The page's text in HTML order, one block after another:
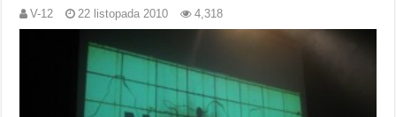
V-12 22 listopada 2010 4,318